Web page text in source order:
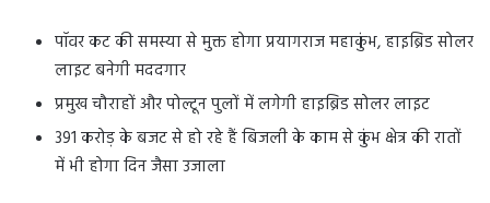
पॉवर कट की समस्या से मुक्त होगा प्रयागराज महाकुंभ, हाइब्रिड सोलर
लाइट बनेगी मददगार
प्रमुख चौराहों और पोल्टून पुलों में लगेगी हाइब्रिड सोलर लाइट
391 करोड़ के बजट से हो रहे हैं बिजली के काम से कुंभ क्षेत्र की रातों
में भी होगा दिन जैसा उजाला